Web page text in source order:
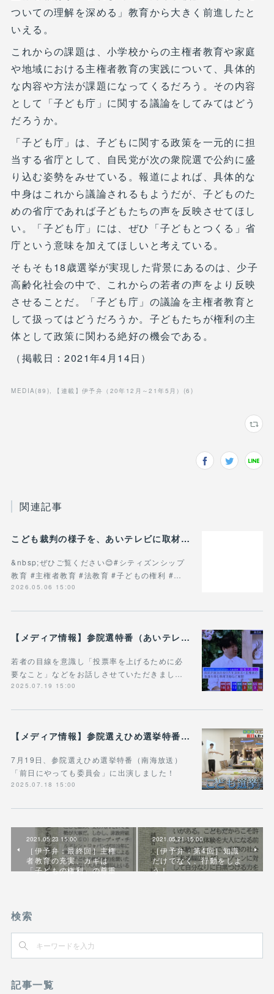
ついての理解を深める」教育から大きく前進したと
いえる。
これからの課題は、小学校からの主権者教育や家庭
や地域における主権者教育の実践について、具体的
な内容や方法が課題になってくるだろう。その内容
として「子ども庁」に関する議論をしてみてはどう
だろうか。
「子ども庁」は、子どもに関する政策を一元的に担
当する省庁として、自民党が次の衆院選で公約に盛
り込む姿勢をみせている。報道によれば、具体的な
中身はこれから議論されるもようだが、子どものた
めの省庁であれば子どもたちの声を反映させてほし
い。「子ども庁」には、ぜひ「子どもとつくる」省
庁という意味を加えてほしいと考えている。
そもそも18歳選挙が実現した背景にあるのは、少子
高齢化社会の中で、これからの若者の声をより反映
させることだ。「子ども庁」の議論を主権者教育と
して扱ってはどうだろうか。子どもたちが権利の主
体として政策に関わる絶好の機会である。
（掲載日：2021年4月14日）
MEDIA(89 ) 【連載】伊予弁（20年12月～21年5月） (6 )
関連記事
こども裁判の様子を、あいテレビに取材していただきました！
&nbsp;ぜひご覧ください😊#シティズンシップ
教育 #主権者教育 #法教育 #子どもの権利 #…
2026.05.06 15:00
【メディア情報】参院選特番（あいテレビ）の愛媛選挙区の開票速報番組「選挙の日 えひめ」にゲスト出演しました！
若者の目線を意識し「投票率を上げるために必
要なこと」などをお話しさせていただきまし…
2025.07.19 15:00
【メディア情報】参院選えひめ選挙特番「前日にやっても委員会」にワークショップの様子を取り上げていただきました！
7月19日、参院選えひめ選挙特番（南海放送）
「前日にやっても委員会」に出演しました！
2025.07.18 15:00
2021.05.23 15:00
［伊予弁：最終回］主権
者教育の充実、カギは
「子どもの権利」の尊重
2021.05.21 15:00
［伊予弁：第4回］知識
だけでなく、行動をしよ
う！
検索
記事一覧